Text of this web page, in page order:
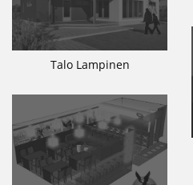
Talo Lampinen